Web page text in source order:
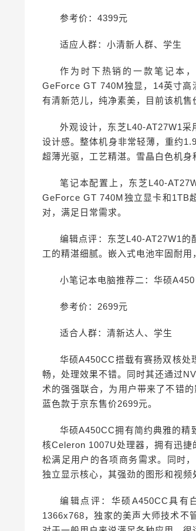
参考价：4399元
适应人群：小清新人群、学生
作为时下热销的一款笔记本
GeForce GT 740M独显，14英寸高
有清新范儿，纯净素美，目前该机售
外观设计，东芝L40-AT27W1
设计感。整体机身非常轻薄，重约
超薄光驱，工艺精湛。雪晶白色机身
笔记本配置上，东芝L40-
GeForce GT 740M独立显卡和1TB
对，满足日常需求。
编辑点评：东芝L40-AT27W1的
工的精湛细腻。嵌入式电池牢固耐
小笔记本电脑推荐二：华硕A450
参考价：2699元
适合人群：清新达人、学生
华硕A450CC搭载有赛扬双核
畅，处理效果不错。同时其还通过
术的强强联合，为用户带来了不错
蓝色款于京东售价2699元。
华硕A450CC拥有简约典雅的精
核Celeron 1007U处理器，拥有迅
松满足用户的各项商务需求。同时
独立显示核心，其强劲的图形和视频
编辑点评：华硕A450CC具有
1366x768，独家的美声大师技术不